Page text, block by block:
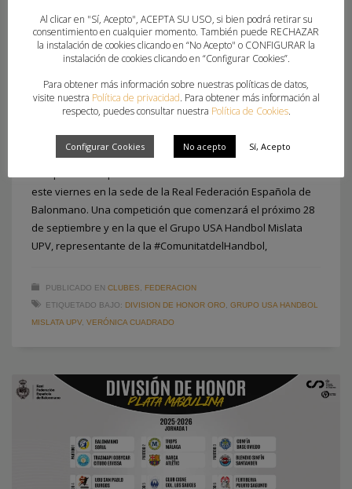
El Handbol Mislata arranca con ambición su
camino en la División de Honor Oro femenina
bajo la dirección de Verónica Cuadrado
VIERNES, 27 JUNIO 2025
La División de Honor Oro Femenina ya conoce su hoja de
este viernes en la sede de la Real Federación Española de
Balonmano. Una competición que comenzará el próximo 28
de septiembre y en la que el Grupo USA Handbol Mislata
UPV, representante de la #ComunitatdelHandbol,
PUBLICADO EN CLUBES
FEDERACION
ETIQUETADO BAJO: DIVISION DE HONOR ORO GRUPO USA HANDBOL
MISLATA UPV, VERÓNICA CUADRADO
Al clicar en "Sí, Acepto", ACEPTA SU USO, si bien podrá retirar su
consentimiento en cualquier momento. También puede RECHAZAR
la instalación de cookies clicando en “No Acepto" o CONFIGURAR la
instalación de cookies clicando en “Configurar Cookies”.
Para obtener más información sobre nuestras políticas de datos,
visite nuestra Política de privacidad. Para obtener más información al
respecto, puedes consultar nuestra Política de Cookies.
Configurar Cookies No acepto Sí, Acepto